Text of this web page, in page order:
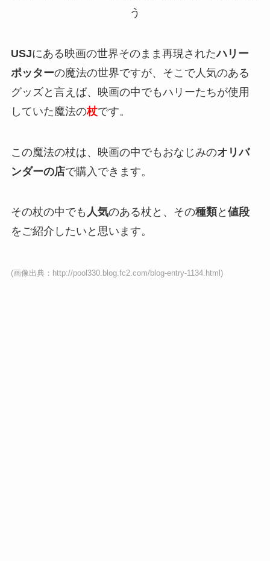
う
USJにある映画の世界そのまま再現されたハリー
ポッターの魔法の世界ですが、そこで人気のある
グッズと言えば、映画の中でもハリーたちが使用
していた魔法の杖です。
この魔法の杖は、映画の中でもおなじみのオリバ
ンダーの店で購入できます。
その杖の中でも 人気のある杖と、その種類と 値段
をご紹介したいと思います。
(画像出典：http://pool330.blog.fc2.com/blog-entry-1134.html)